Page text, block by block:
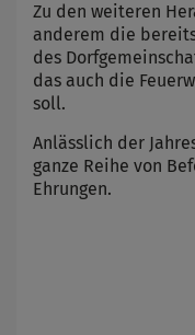
Zu den weiteren
anderem die
des
das auch die
soll.
Anlässlich der
ganze Reihe von
Ehrungen.